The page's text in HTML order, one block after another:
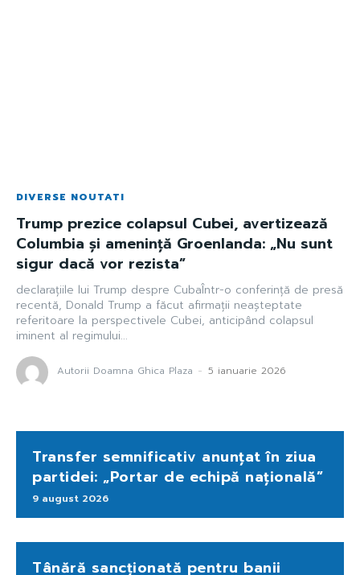
DIVERSE NOUTATI
Trump prezice colapsul Cubei, avertizează
Columbia și amenință Groenlanda: „Nu sunt
sigur dacă vor rezista”
declarațiile lui Trump despre CubaÎntr-o conferință de presă
recentă, Donald Trump a făcut afirmații neașteptate
referitoare la perspectivele Cubei, anticipând colapsul
iminent al regimului...
Autorii Doamna Ghica Plaza - 5 ianuarie 2026
Transfer semnificativ anunțat în ziua
partidei: „Portar de echipă națională”
9 august 2026
Tânără sancționată pentru banii